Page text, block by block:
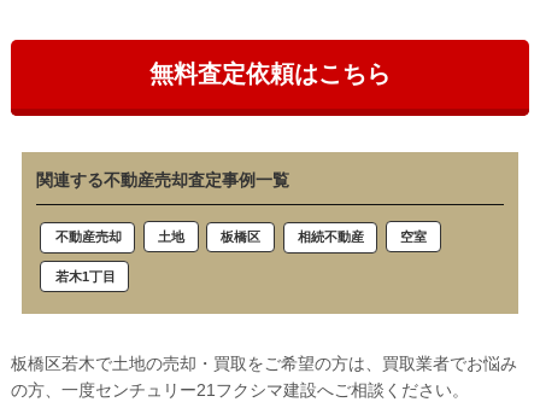
無料査定依頼はこちら
関連する不動産売却査定事例一覧
不動産売却 土地 板橋区 相続不動産 空室
若木1丁目
板橋区若木で土地の売却・買取をご希望の方は、買取業者でお悩み
の方、一度センチュリー21フクシマ建設へご相談ください。